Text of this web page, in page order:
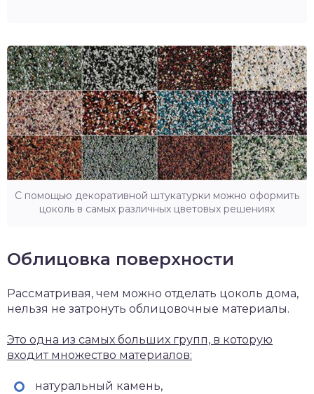
С помощью декоративной штукатурки можно оформить
цоколь в самых различных цветовых решениях
Облицовка поверхности
Рассматривая, чем можно отделать цоколь дома,
нельзя не затронуть облицовочные материалы.
Это одна из самых больших групп, в которую
входит множество материалов:
натуральный камень,